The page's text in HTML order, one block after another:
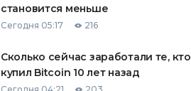
становится меньше
Сегодня 05:17 216
Сколько сейчас заработали те, кто
купил Bitcoin 10 лет назад